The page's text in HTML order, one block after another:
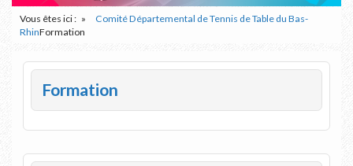
Vous êtes ici :
Comité Départemental de Tennis de Table du Bas-
RhinFormation
Formation